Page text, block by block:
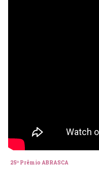
25º Prêmio ABRASCA